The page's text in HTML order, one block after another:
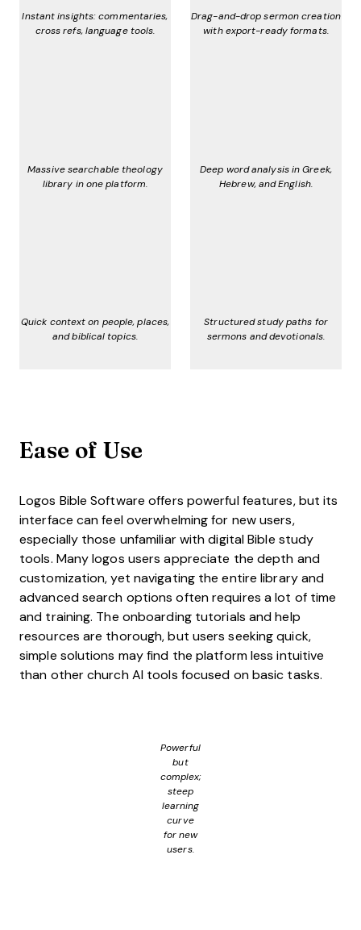
Instant insights: commentaries,
cross refs, language tools.
Drag-and-drop sermon creation
with export-ready formats.
Massive searchable theology
library in one platform.
Deep word analysis in Greek,
Hebrew, and English.
Quick context on people, places,
and biblical topics.
Structured study paths for
sermons and devotionals.
Ease of Use
Logos Bible Software offers powerful features, but its
interface can feel overwhelming for new users,
especially those unfamiliar with digital Bible study
tools. Many logos users appreciate the depth and
customization, yet navigating the entire library and
advanced search options often requires a lot of time
and training. The onboarding tutorials and help
resources are thorough, but users seeking quick,
simple solutions may find the platform less intuitive
than other church AI tools focused on basic tasks.
Powerful
but
complex;
steep
learning
curve
for new
users.